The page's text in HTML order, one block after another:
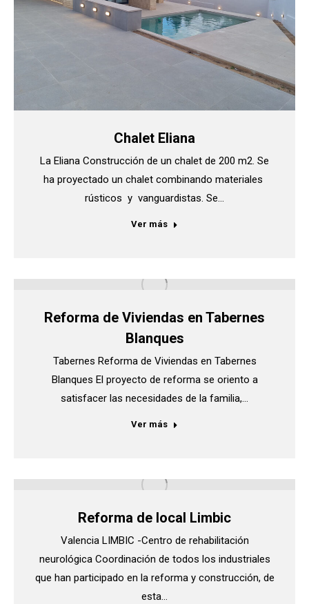
Chalet Eliana
La Eliana Construcción de un chalet de 200 m2. Se
ha proyectado un chalet combinando materiales
rústicos y vanguardistas. Se…
Ver más
Reforma de Viviendas en Tabernes
Blanques
Tabernes Reforma de Viviendas en Tabernes
Blanques El proyecto de reforma se oriento a
satisfacer las necesidades de la familia,…
Ver más
Reforma de local Limbic
Valencia LIMBIC -Centro de rehabilitación
neurológica Coordinación de todos los industriales
que han participado en la reforma y construcción, de
esta…